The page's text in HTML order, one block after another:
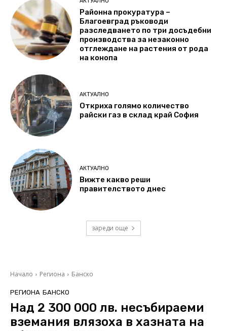
Районна прокуратура –
Благоевград ръководи
разследването по три досъдебни
производства за незаконно
отглеждане на растения от рода
на конопа
АКТУАЛНО
Откриха голямо количество
райски газ в склад край София
АКТУАЛНО
Вижте какво реши
правителството днес
зареди още